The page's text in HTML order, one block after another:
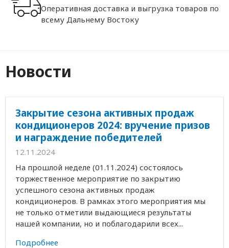
Оперативная доставка и выгрузка товаров по
всему Дальнему Востоку
Новости
Закрытие сезона активных продаж
кондиционеров 2024: вручение призов
и награждение победителей
12.11.2024
На прошлой неделе (01.11.2024) состоялось
торжественное мероприятие по закрытию
успешного сезона активных продаж
кондиционеров. В рамках этого мероприятия мы
не только отметили выдающиеся результаты
нашей компании, но и поблагодарили всех...
Подробнее